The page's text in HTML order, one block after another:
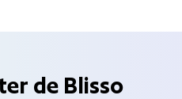
de Blisso